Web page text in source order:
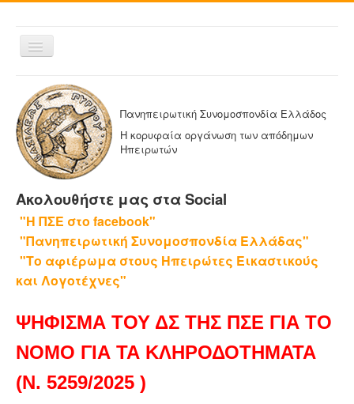
Εναλλαγή
πλοήγησης
ΑΡΧΙΚΗ
Η ΠΑΝΗΠΕΙΡΩΤΙΚΗ
ΔΕΛΤΙΑ ΤΥΠΟΥ
ΑΔΕΛΦΟΤΗΤΕΣ-ΟΜΟΣΠΟΝΔΙΕΣ
Η ΕΦΗΜΕΡΙΔΑ ΜΑΣ
ΕΦΗΜΕΡΙΔΕΣ ΑΔΕΛΦΟΤΗΤΩΝ
ΕΠΙΚΟΙΝΩΝΙΑ
Πανηπειρωτική Συνομοσπονδία Ελλάδος
Η κορυφαία οργάνωση των απόδημων
Ηπειρωτών
Ακολουθήστε μας στα Social
"Η ΠΣΕ στο facebook"
"Πανηπειρωτική Συνομοσπονδία Ελλάδας"
"Το αφιέρωμα στους Ηπειρώτες Εικαστικούς
και Λογοτέχνες"
ΨΗΦΙΣΜΑ ΤΟΥ ΔΣ ΤΗΣ ΠΣΕ ΓΙΑ ΤΟ
ΝΟΜΟ ΓΙΑ ΤΑ ΚΛΗΡΟΔΟΤΗΜΑΤΑ
(Ν. 5259/2025 )